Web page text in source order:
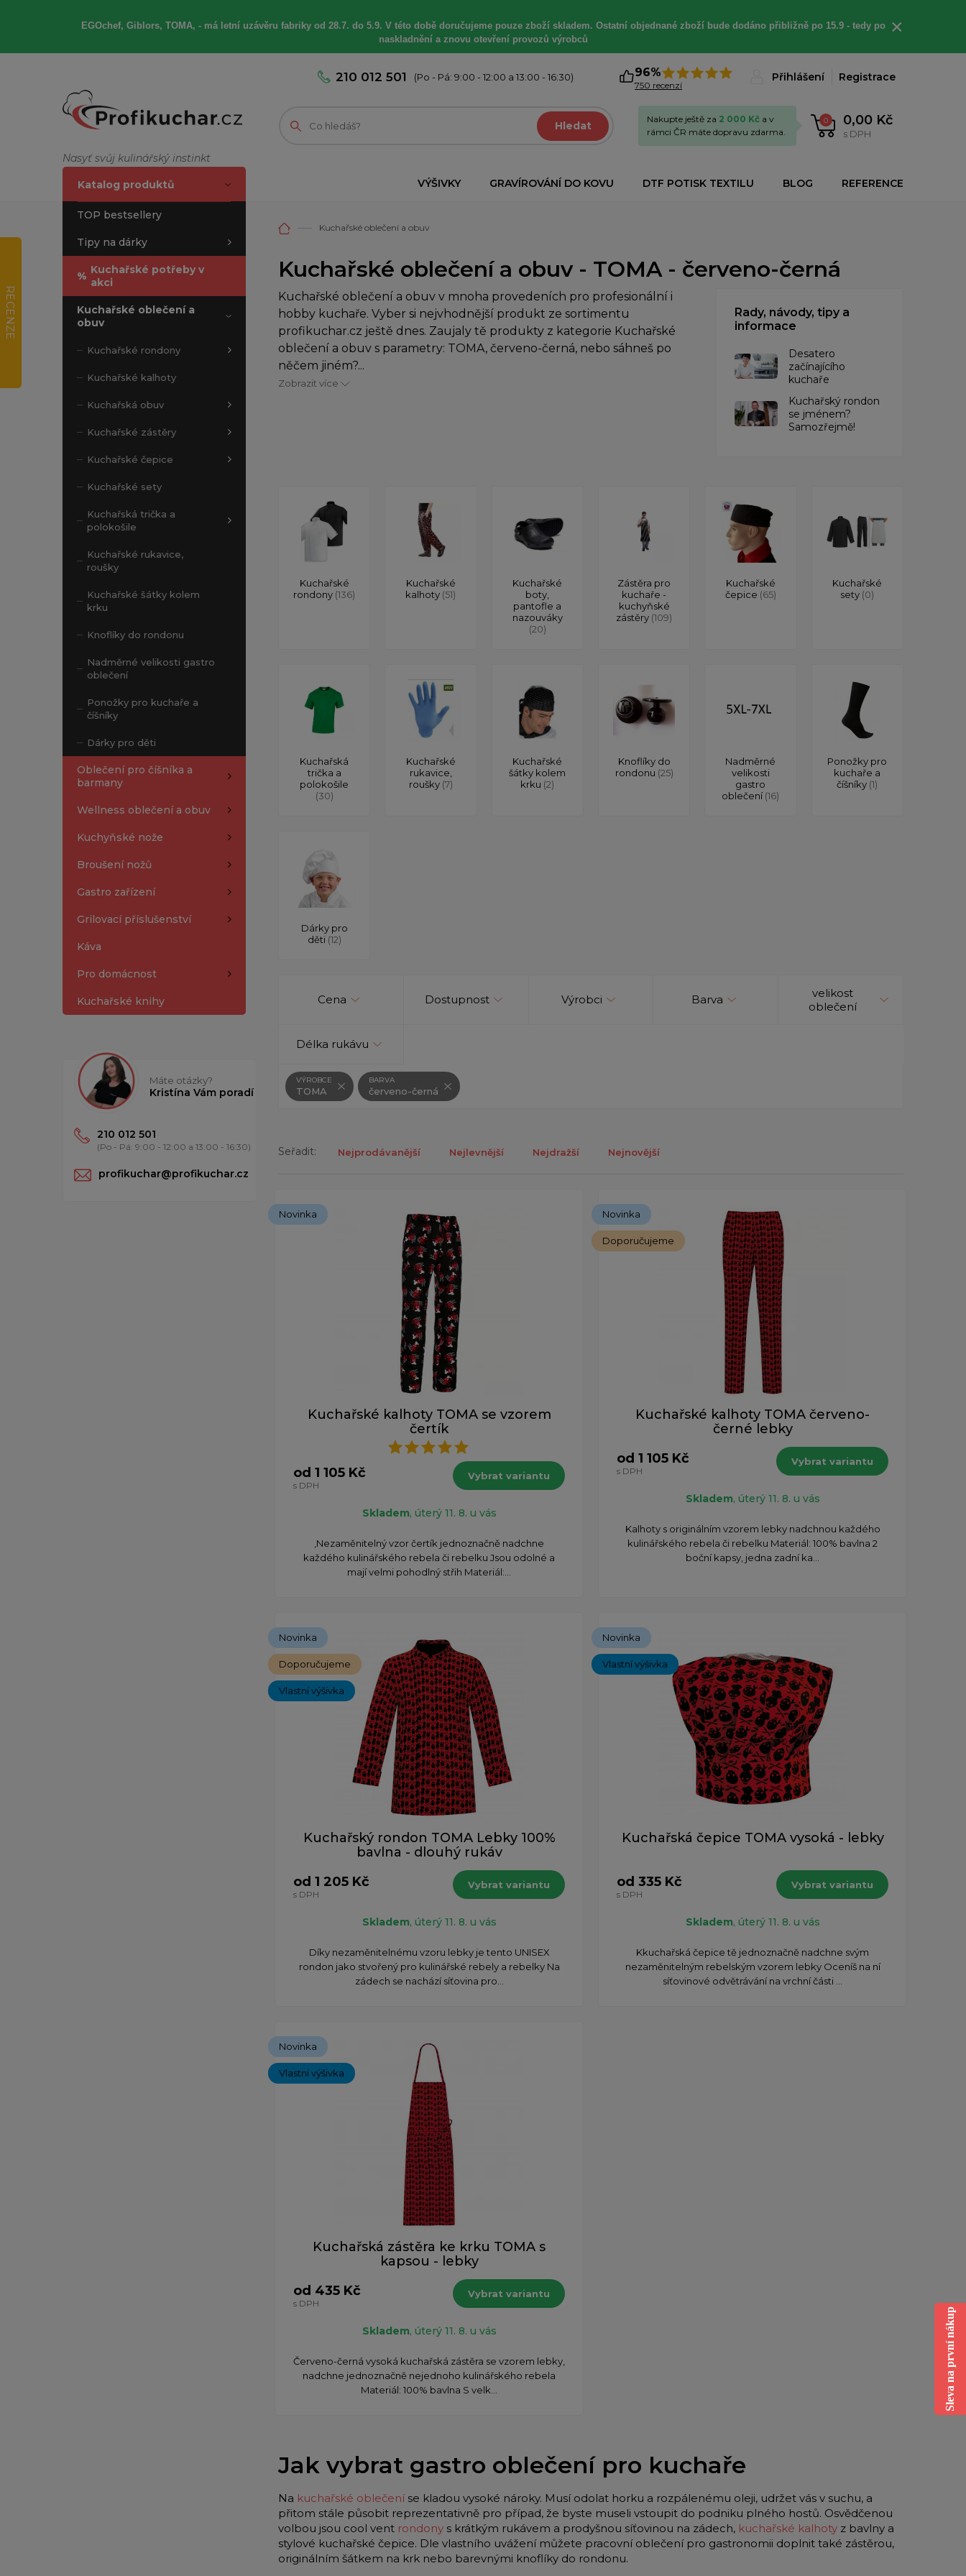
EGOchef, Giblors, TOMA, -má letní uzávěru fabriky od 28.7. do 5.9. V této době doručujeme pouze zboží skladem. Ostatní objednané zboží bude dodáno přibližně po 15.9 - tedy po
naskladnění a znovu otevření provozů výrobců
×
Nasyť svůj kulinářský instinkt
210 012 501 (Po - Pá: 9:00 - 12:00 a 13:00 - 16:30) 96%
750 recenzí
Přihlášení Registrace
Hledat 0 0,00 Kč
s DPH
Nakupte ještě za 2 000 Kč a v
rámci ČR máte dopravu zdarma.
VÝŠIVKY GRAVÍROVÁNÍ DO KOVU DTF POTISK TEXTILU BLOG REFERENCE
Katalog produktů
TOP bestsellery
Tipy na dárky
% Kuchařské potřeby v
akci
Kuchařské oblečení a
obuv
Kuchařské rondony
Kuchařské kalhoty
Kuchařská obuv
Kuchařské zástěry
Kuchařské čepice
Kuchařské sety
Kuchařská trička a
polokošile
Kuchařské rukavice,
roušky
Kuchařské šátky kolem
krku
Knoflíky do rondonu
Nadměrné velikosti gastro
oblečení
Ponožky pro kuchaře a
číšníky
Dárky pro děti
Oblečení pro číšníka a
barmany
Wellness oblečení a obuv
Kuchyňské nože
Broušení nožů
Gastro zařízení
Grilovací příslušenství
Káva
Pro domácnost
Kuchařské knihy
Máte otázky?
Kristína Vám poradí
210 012 501
(Po - Pá: 9:00 - 12:00 a 13:00 - 16:30)
profikuchar@profikuchar.cz
Kuchařské oblečení a obuv
Kuchařské oblečení a obuv - TOMA - červeno-černá
Kuchařské oblečení a obuv v mnoha provedeních pro profesionální i
hobby kuchaře. Vyber si nejvhodnější produkt ze sortimentu
profikuchar.cz ještě dnes. Zaujaly tě produkty z kategorie Kuchařské
oblečení a obuv s parametry: TOMA, červeno-černá, nebo sáhneš po
něčem jiném?...
Zobrazit více
Rady, návody, tipy a
informace
Desatero
začínajícího
kuchaře
Kuchařský rondon
se jménem?
Samozřejmě!
Kuchařské
rondony (136)
Kuchařské
kalhoty (51)
Kuchařské
boty,
pantofle a
nazouváky
(20)
Zástěra pro
kuchaře -
kuchyňské
zástěry (109)
Kuchařské
čepice (65)
Kuchařské
sety (0)
Kuchařská
trička a
polokošile
(30)
Kuchařské
rukavice,
roušky (7)
Kuchařské
šátky kolem
krku (2)
Knoflíky do
rondonu (25)
Nadměrné
velikosti
gastro
oblečení(16)
Ponožky pro
kuchaře a
číšníky (1)
Dárky pro
děti (12)
Cena Dostupnost Výrobci Barva
velikost
oblečení
Délka rukávu
VÝROBCE
TOMA
BARVA
červeno-černá
Seřadit: Nejprodávanější Nejlevnější Nejdražší Nejnovější
Novinka
Kuchařské kalhoty TOMA se vzorem
čertík
od 1 105 Kč
s DPH
Vybrat variantu
Skladem, úterý 11. 8. u vás
‚Nezaměnitelný vzor čertík jednoznačně nadchne
každého kulinářského rebela či rebelku Jsou odolné a
mají velmi pohodlný střih Materiál:...
Novinka
Doporučujeme
Kuchařské kalhoty TOMA červeno-
černé lebky
od 1 105 Kč
s DPH
Vybrat variantu
Skladem, úterý 11. 8. u vás
​Kalhoty s originálním vzorem lebky nadchnou každého
kulinářského rebela či rebelku Materiál: 100% bavlna 2
boční kapsy, jedna zadní ka...
Novinka
Doporučujeme
Vlastní výšivka
Kuchařský rondon TOMA Lebky 100%
bavlna - dlouhý rukáv
od 1 205 Kč
s DPH
Vybrat variantu
Skladem, úterý 11. 8. u vás
​Díky nezaměnitelnému vzoru lebky je tento UNISEX
rondon jako stvořený pro kulinářské rebely a rebelky Na
zádech se nachází síťovina pro...
Novinka
Vlastní výšivka
Kuchařská čepice TOMA vysoká - lebky
od 335 Kč
s DPH
Vybrat variantu
Skladem, úterý 11. 8. u vás
Kkuchařská čepice tě jednoznačně nadchne svým
nezaměnitelným rebelským vzorem lebky Oceníš na ní
síťovinové odvětrávání na vrchní části ...
Novinka
Vlastní výšivka
Kuchařská zástěra ke krku TOMA s
kapsou - lebky
od 435 Kč
s DPH
Vybrat variantu
Skladem, úterý 11. 8. u vás
​Červeno-černá vysoká kuchařská zástěra se vzorem lebky,
nadchne jednoznačně nejednoho kulinářského rebela
Materiál: 100% bavlna S velk...
Jak vybrat gastro oblečení pro kuchaře
Na kuchařské oblečeníse kladou vysoké nároky. Musí odolat horku a rozpálenému oleji, udržet vás v suchu, a
přitom stále působit reprezentativně pro případ, že byste museli vstoupit do podniku plného hostů. Osvědčenou
volbou jsou cool vent rondony s krátkým rukávem a prodyšnou síťovinou na zádech, kuchařské kalhoty z bavlny a
stylové kuchařské čepice. Dle vlastního uvážení můžete pracovní oblečení pro gastronomii doplnit také zástěrou,
originálním šátkem na krk nebo barevnými knoflíky do rondonu.
RECENZE
Sleva na první nákup